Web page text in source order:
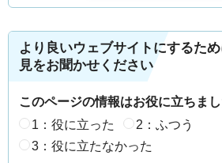
より良いウェブサイトにするた
見をお聞かせください
このページの情報はお役に立ちま
1：役に立った
2：ふつう
3：役に立たなかった